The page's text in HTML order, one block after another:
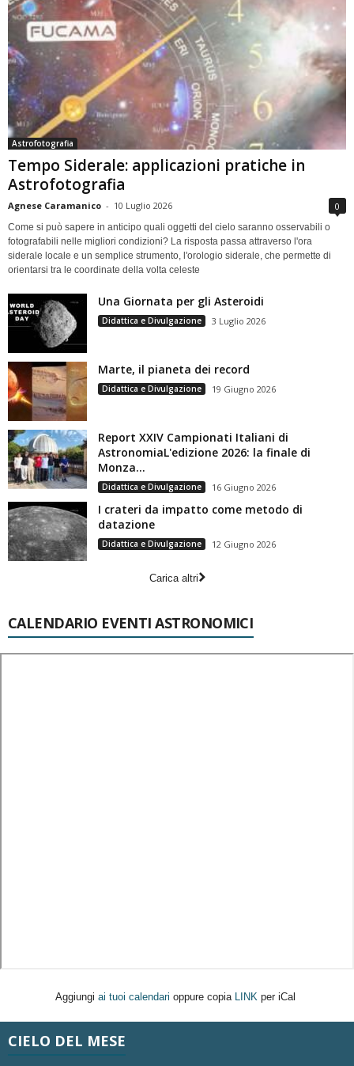
Astrofotografia
Tempo Siderale: applicazioni pratiche in
Astrofotografia
Agnese Caramanico - 10 Luglio 2026 0
Come si può sapere in anticipo quali oggetti del cielo saranno osservabili o
fotografabili nelle migliori condizioni? La risposta passa attraverso l'ora
siderale locale e un semplice strumento, l'orologio siderale, che permette di
orientarsi tra le coordinate della volta celeste
Una Giornata per gli Asteroidi
Didattica e Divulgazione 3 Luglio 2026
Marte, il pianeta dei record
Didattica e Divulgazione 19 Giugno 2026
Report XXIV Campionati Italiani di
AstronomiaL'edizione 2026: la finale di
Monza...
Didattica e Divulgazione 16 Giugno 2026
I crateri da impatto come metodo di
datazione
Didattica e Divulgazione 12 Giugno 2026
Carica altri
CALENDARIO EVENTI ASTRONOMICI
Aggiungi ai tuoi calendari oppure copia LINK per iCal
CIELO DEL MESE